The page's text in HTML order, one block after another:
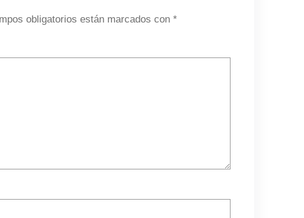
obligatorios están marcados con *